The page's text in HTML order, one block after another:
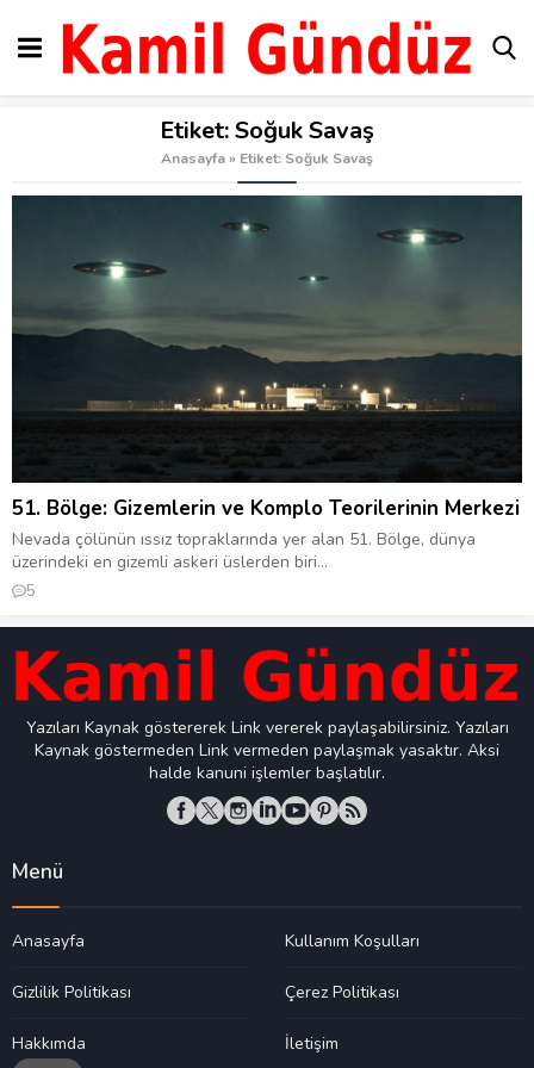
Etiket:Soğuk Savaş
Anasayfa» Etiket: Soğuk Savaş
51. Bölge: Gizemlerin ve Komplo Teorilerinin Merkezi
Nevada çölünün ıssız topraklarında yer alan 51. Bölge, dünya
üzerindeki en gizemli askeri üslerden biri...
5
Yazıları Kaynak göstererek Link vererek paylaşabilirsiniz. Yazıları
Kaynak göstermeden Link vermeden paylaşmak yasaktır. Aksi
halde kanuni işlemler başlatılır.
Menü
Anasayfa Kullanım Koşulları
Gizlilik Politikası Çerez Politikası
Hakkımda İletişim